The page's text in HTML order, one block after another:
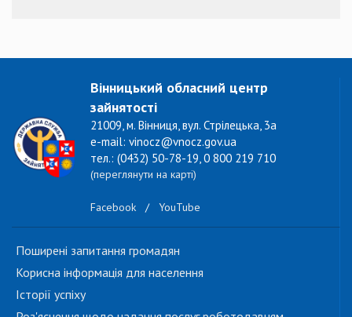
Вінницький обласний центр
зайнятості
21009, м. Вінниця, вул. Стрілецька, 3а
e-mail: vinocz@vnocz.gov.ua
тел.: (0432) 50-78-19, 0 800 219 710
(переглянути на карті)
Facebook / YouTube
Поширені запитання громадян
Корисна інформація для населення
Історії успіху